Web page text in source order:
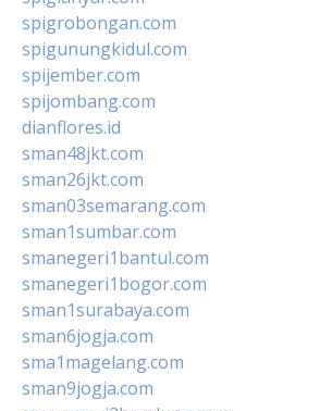
spigrobongan.com
spigunungkidul.com
spijember.com
spijombang.com
dianflores.id
sman48jkt.com
sman26jkt.com
sman03semarang.com
sman1sumbar.com
smanegeri1bantul.com
smanegeri1bogor.com
sman1surabaya.com
sman6jogja.com
sma1magelang.com
sman9jogja.com